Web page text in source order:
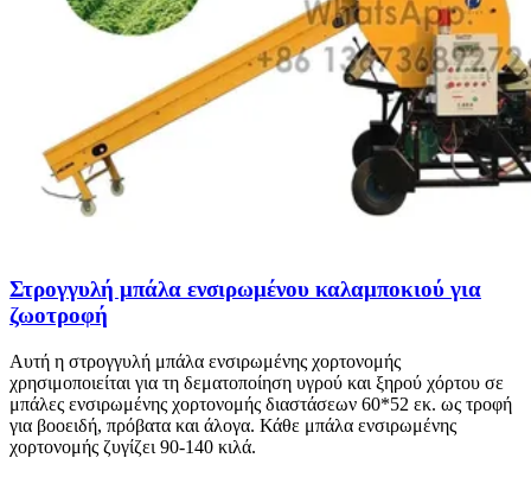
Στρογγυλή μπάλα ενσιρωμένου καλαμποκιού για
ζωοτροφή
Αυτή η στρογγυλή μπάλα ενσιρωμένης χορτονομής
χρησιμοποιείται για τη δεματοποίηση υγρού και ξηρού χόρτου σε
μπάλες ενσιρωμένης χορτονομής διαστάσεων 60*52 εκ. ως τροφή
για βοοειδή, πρόβατα και άλογα. Κάθε μπάλα ενσιρωμένης
χορτονομής ζυγίζει 90-140 κιλά.